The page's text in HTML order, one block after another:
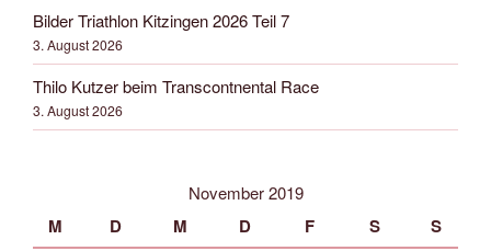
Bilder Triathlon Kitzingen 2026 Teil 7
3. August 2026
Thilo Kutzer beim Transcontnental Race
3. August 2026
November 2019
M D M D F S S